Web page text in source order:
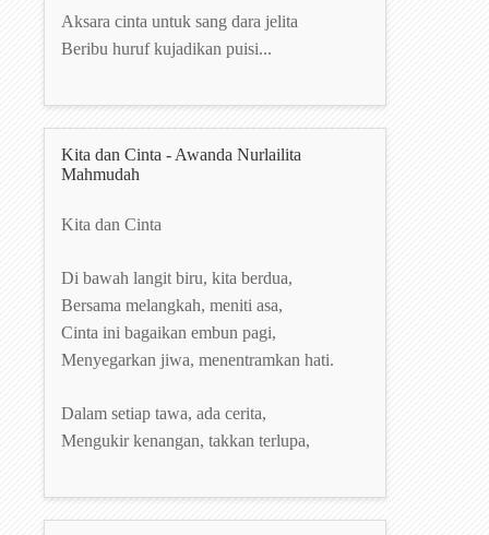
Aksara cinta untuk sang dara jelita
Beribu huruf kujadikan puisi...
Kita dan Cinta - Awanda Nurlailita
Mahmudah
Kita dan Cinta
Di bawah langit biru, kita berdua,
Bersama melangkah, meniti asa,
Cinta ini bagaikan embun pagi,
Menyegarkan jiwa, menentramkan hati.
Dalam setiap tawa, ada cerita,
Mengukir kenangan, takkan terlupa,